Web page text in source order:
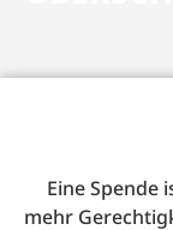
Eine Spende
mehr